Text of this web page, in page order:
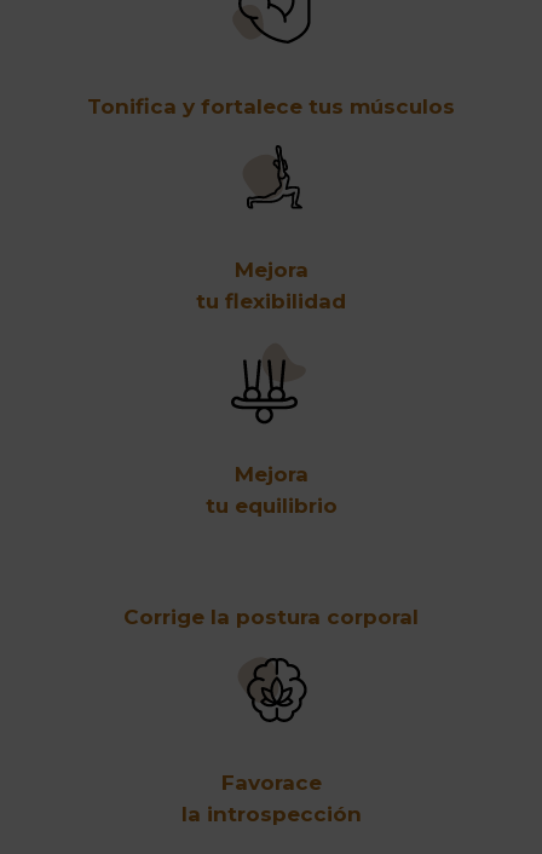
Tonifica y fortalece tus músculos
Mejora
tu flexibilidad
Mejora
tu equilibrio
Corrige la postura corporal
Favorace
la introspección